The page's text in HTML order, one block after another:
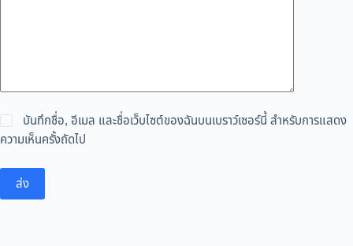
บันทึกชื่อ, อีเมล และชื่อเว็บไซต์ของฉันบนเบราว์เซอร์นี้ สำหรับการแสดง
ความเห็นครั้งถัดไป
ส่ง